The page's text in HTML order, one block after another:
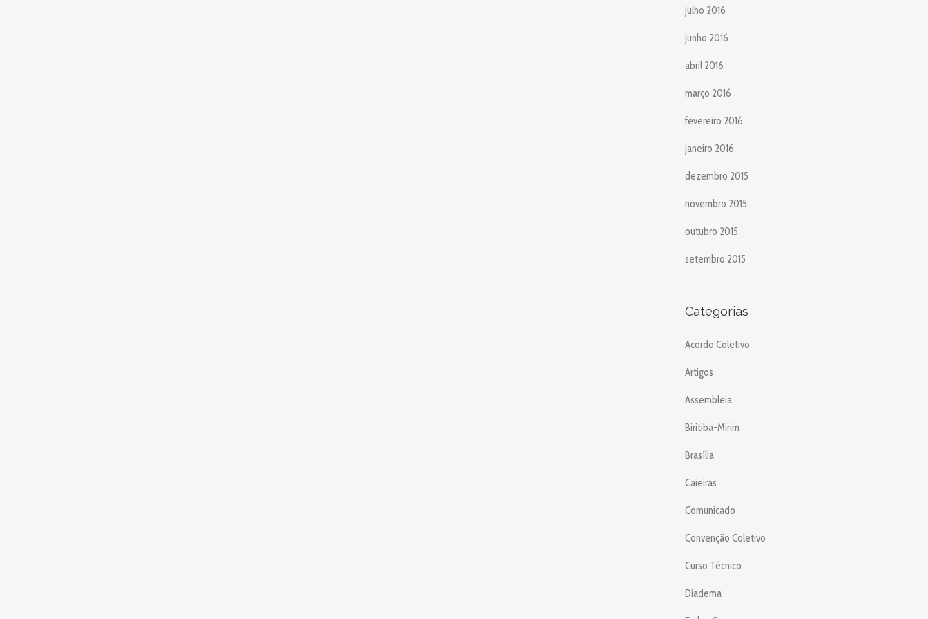
julho 2016
junho 2016
abril 2016
março 2016
fevereiro 2016
janeiro 2016
dezembro 2015
novembro 2015
outubro 2015
setembro 2015
Categorias
Acordo Coletivo
Artigos
Assembleia
Biritiba-Mirim
Brasília
Caieiras
Comunicado
Convenção Coletivo
Curso Técnico
Diadema